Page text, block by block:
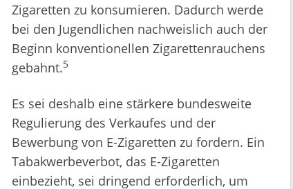
Zigaretten zu konsumieren. Dadurch werde
bei den Jugendlichen nachweislich auch der
Beginn konventionellen Zigarettenrauchens
gebahnt.5
Es sei deshalb eine stärkere bundesweite
Regulierung des Verkaufes und der
Bewerbung von E-Zigaretten zu fordern. Ein
Tabakwerbeverbot, das E-Zigaretten
einbezieht, sei dringend erforderlich, um